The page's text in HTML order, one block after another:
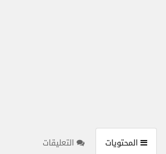
المحتويات التعليقات